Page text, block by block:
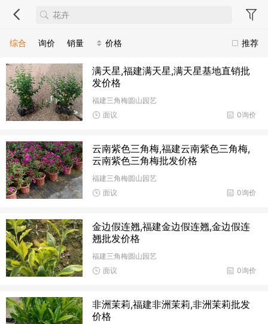
推荐
综合 询价 销量 价格
满天星,福建满天星,满天星基地直销批
发价格
福建三角梅圆山园艺
0询价
面议
云南紫色三角梅,福建云南紫色三角梅,
云南紫色三角梅批发价格
福建三角梅圆山园艺
0询价
面议
金边假连翘,福建金边假连翘,金边假连
翘批发价格
福建三角梅圆山园艺
0询价
面议
非洲茉莉,福建非洲茉莉,非洲茉莉批发
价格